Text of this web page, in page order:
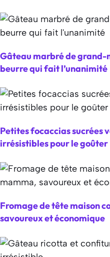
Gâteau marbré de grand-
beurre qui fait l’unanimité
Petites focaccias sucrées
irrésistibles pour le goûter
Fromage de tête maison
savoureux et économique